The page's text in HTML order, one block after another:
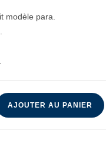
modèle para.
AJOUTER AU PANIER